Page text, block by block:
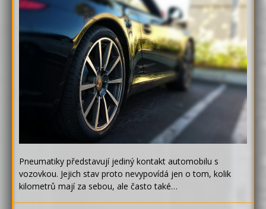
Pneumatiky představují jediný kontakt automobilu s
vozovkou. Jejich stav proto nevypovídá jen o tom, kolik
kilometrů mají za sebou, ale často také…